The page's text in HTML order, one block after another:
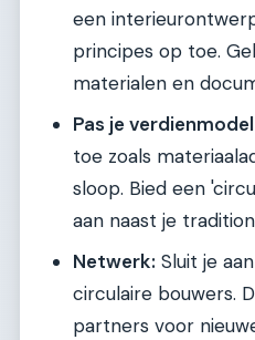
een
principes op toe.
materialen en
Pas je
toe zoals
sloop. Bied een
aan naast je
Netwerk: Sluit je
circulaire bouwers.
partners voor